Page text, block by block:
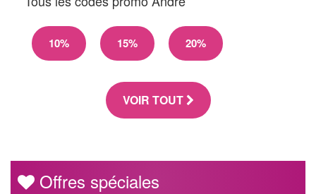
10% 15% 20%
VOIR TOUT
Offres spéciales